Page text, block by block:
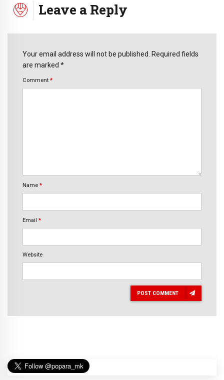
Leave a Reply
Your email address will not be published. Required fields
are marked *
Comment *
Name *
Email *
Website
POST COMMENT